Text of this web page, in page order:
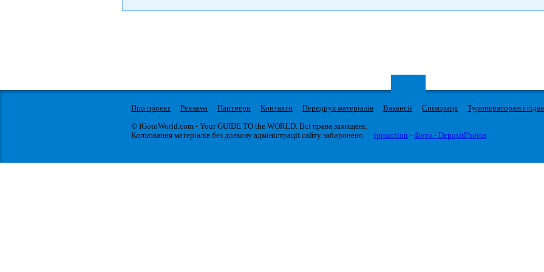
Про проект Реклама Партнери Контакти Передрук матеріалів Вакансії Співпраця Туроператорам і
© IGotoWorld.com - Your GUIDE TO the WORLD. Всі права захищені.
Копіювання матеріалів без дозволу адміністрації сайту заборонено.
iproaction - Фото - DepositPhotos